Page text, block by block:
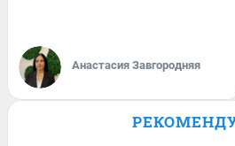
Анастасия Завгородняя